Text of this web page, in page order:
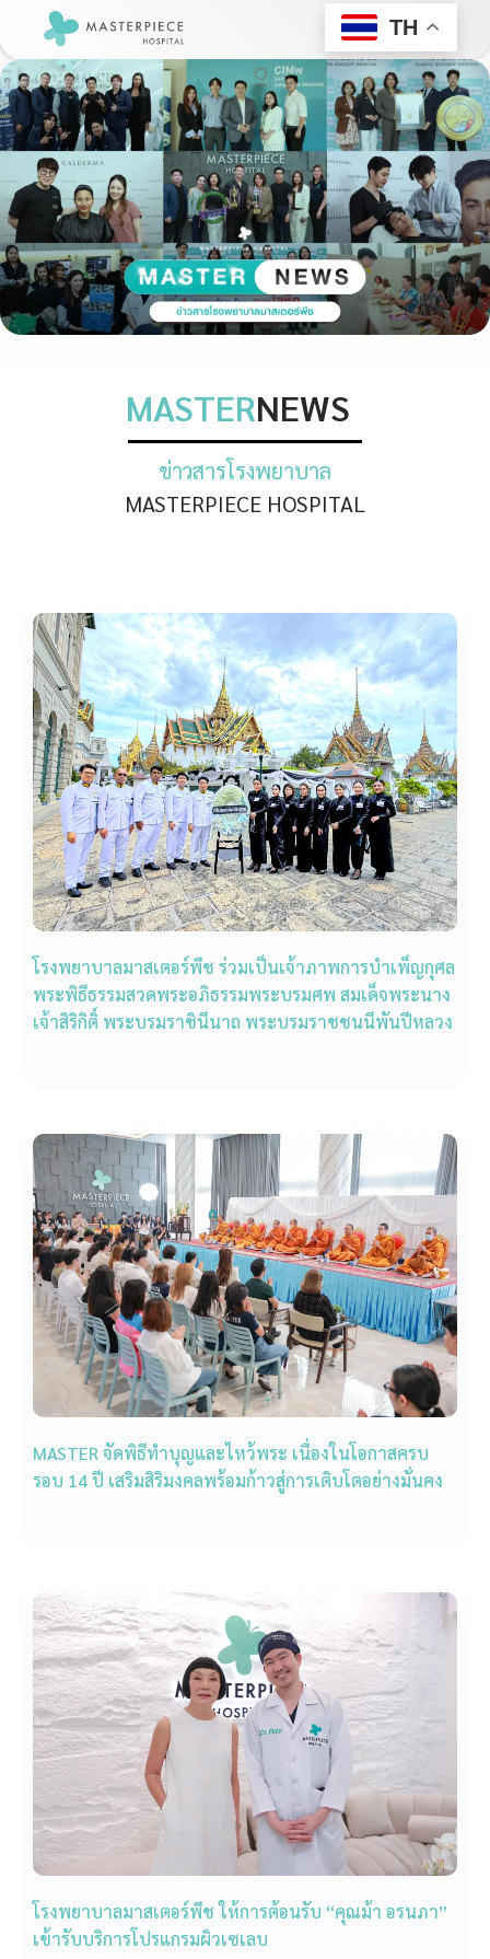
TH
MASTERNEWS
ข่าวสารโรงพยาบาล
MASTERPIECE HOSPITAL
โรงพยาบาลมาสเตอร์พีช ร่วมเป็นเจ้าภาพการบำเพ็ญกุศล
พระพิธีธรรมสวดพระอภิธรรมพระบรมศพ สมเด็จพระนาง
เจ้าสิริกิติ์ พระบรมราชินีนาถ พระบรมราชชนนีพันปีหลวง
MASTER จัดพิธีทำบุญและไหว้พระ เนื่องในโอกาสครบ
รอบ 14 ปี เสริมสิริมงคลพร้อมก้าวสู่การเติบโตอย่างมั่นคง
โรงพยาบาลมาสเตอร์พีช ให้การต้อนรับ “คุณม้า อรนภา”
เข้ารับบริการโปรแกรมผิวเซเลบ